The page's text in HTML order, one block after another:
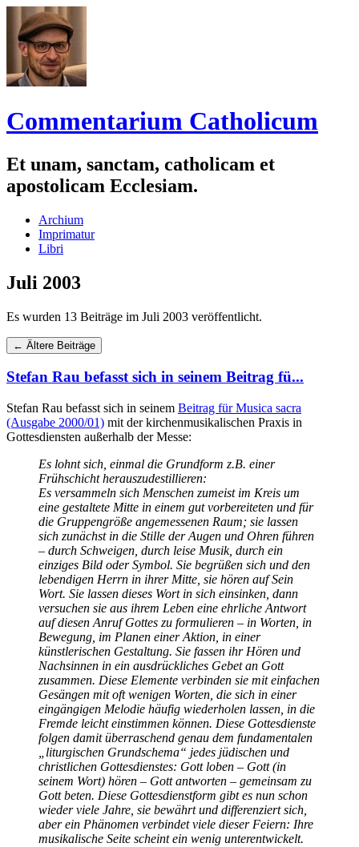
Commentarium Catholicum
Et unam, sanctam, catholicam et
apostolicam Ecclesiam.
Zum
Inhalt
springen
Archium
Imprimatur
Libri
Juli 2003
Es wurden 13 Beiträge im Juli 2003 veröffentlicht.
Navigation
← Ältere Beiträge
Stefan Rau befasst sich in seinem Beitrag fü...
Stefan Rau befasst sich in seinem Beitrag für Musica sacra
(Ausgabe 2000/01) mit der kirchenmusikalischen Praxis in
Gottesdiensten außerhalb der Messe:
Es lohnt sich, einmal die Grundform z.B. einer
Frühschicht herauszudestillieren:
Es versammeln sich Menschen zumeist im Kreis um
eine gestaltete Mitte in einem gut vorbereiteten und für
die Gruppengröße angemessenen Raum; sie lassen
sich zunächst in die Stille der Augen und Ohren führen
– durch Schweigen, durch leise Musik, durch ein
einziges Bild oder Symbol. Sie begrüßen sich und den
lebendigen Herrn in ihrer Mitte, sie hören auf Sein
Wort. Sie lassen dieses Wort in sich einsinken, dann
versuchen sie aus ihrem Leben eine ehrliche Antwort
auf diesen Anruf Gottes zu formulieren – in Worten, in
Bewegung, im Planen einer Aktion, in einer
künstlerischen Gestaltung. Sie fassen ihr Hören und
Nachsinnen in ein ausdrückliches Gebet an Gott
zusammen. Diese Elemente verbinden sie mit einfachen
Gesängen mit oft wenigen Worten, die sich in einer
eingängigen Melodie häufig wiederholen lassen, in die
Fremde leicht einstimmen können. Diese Gottesdienste
folgen damit überraschend genau dem fundamentalen
„liturgischen Grundschema“ jedes jüdischen und
christlichen Gottesdienstes: Gott loben – Gott (in
seinem Wort) hören – Gott antworten – gemeinsam zu
Gott beten. Diese Gottesdienstform gibt es nun schon
wieder viele Jahre, sie bewährt und differenziert sich,
aber ein Phänomen verbindet viele dieser Feiern: Ihre
musikalische Seite scheint ein wenig unterentwickelt.